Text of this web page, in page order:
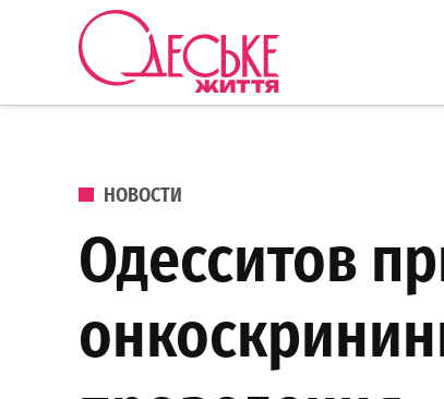
Перейти к содержанию
ОПУБЛИКОВАНО В
НОВОСТИ
Одесситов